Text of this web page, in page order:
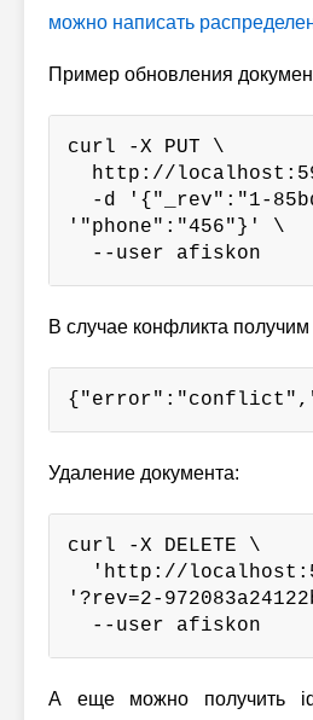
можно написать
Пример обновления
curl -X PUT \
http://
-d '{"_rev":"1-
'"phone":"456"}' \
  --user afiskon
В случае конфликта получим
Удаление документа:
curl -X DELETE \
'http://
'?rev=2-
  --user afiskon
А еще можно получить id